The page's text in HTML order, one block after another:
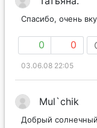
Спасибо, очень
0 0
03.06.08 22:05
Mul`chik
Добрый